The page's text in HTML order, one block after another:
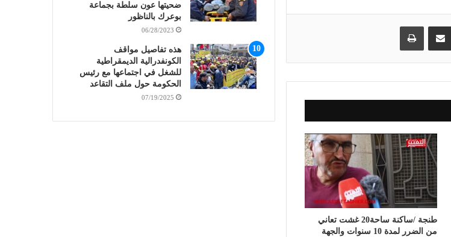
مشاركة عبر البريد طباعة
طنجة /ساكنة ساحة20 غشت تعاني
من الضرر لمدة 10 سنوات والجهة
ضحيتها عون سلطة بجماعة
بوعرك بالناظور
06/28/2023
هذه تفاصيل مواقف
الكونفدرالية الديمقراطية
للشغل في اجتماعها مع رئيس
الحكومة حول ملف التقاعد
07/19/2025